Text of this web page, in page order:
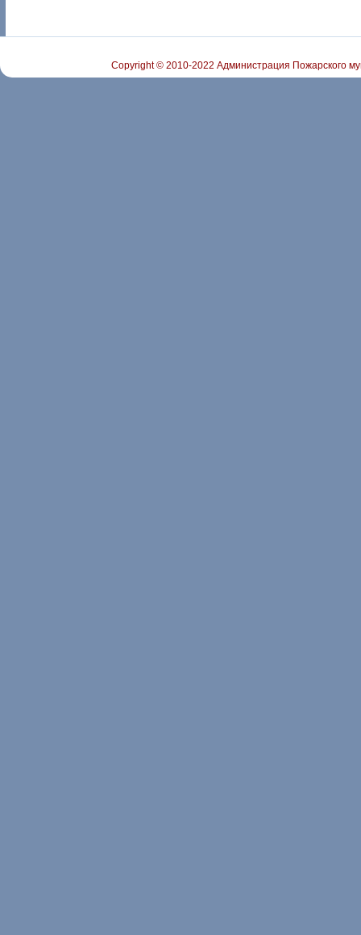
Copyright © 2010-2022 Администрация Пожарского